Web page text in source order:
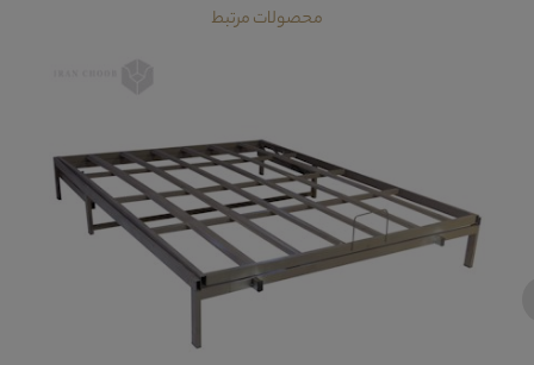
محصولات مرتبط